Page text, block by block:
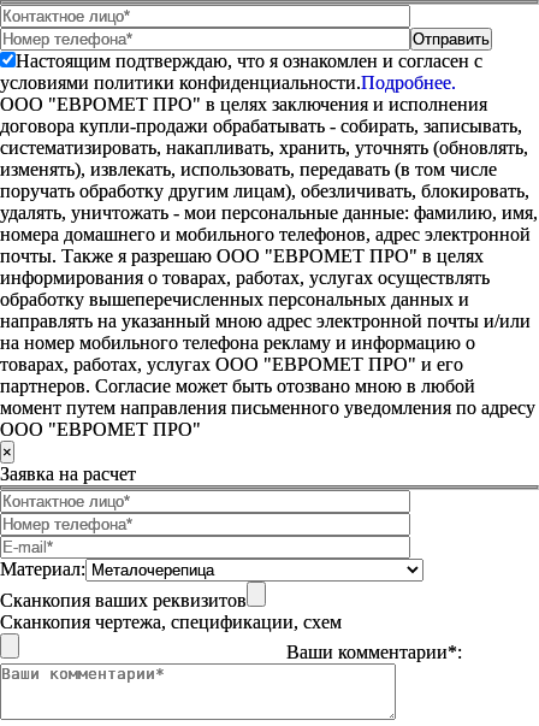
Настоящим подтверждаю, что я ознакомлен и согласен с
условиями политики конфиденциальности.Подробнее.
ООО "ЕВРОМЕТ ПРО" в целях заключения и исполнения
договора купли-продажи обрабатывать - собирать, записывать,
систематизировать, накапливать, хранить, уточнять (обновлять,
изменять), извлекать, использовать, передавать (в том числе
поручать обработку другим лицам), обезличивать, блокировать,
удалять, уничтожать - мои персональные данные: фамилию, имя,
номера домашнего и мобильного телефонов, адрес электронной
почты. Также я разрешаю ООО "ЕВРОМЕТ ПРО" в целях
информирования о товарах, работах, услугах осуществлять
обработку вышеперечисленных персональных данных и
направлять на указанный мною адрес электронной почты и/или
на номер мобильного телефона рекламу и информацию о
товарах, работах, услугах ООО "ЕВРОМЕТ ПРО" и его
партнеров. Согласие может быть отозвано мною в любой
момент путем направления письменного уведомления по адресу
ООО "ЕВРОМЕТ ПРО"
×
Заявка на расчет
Материал:
Сканкопия ваших реквизитов
Сканкопия чертежа, спецификации, схем
Ваши комментарии*: